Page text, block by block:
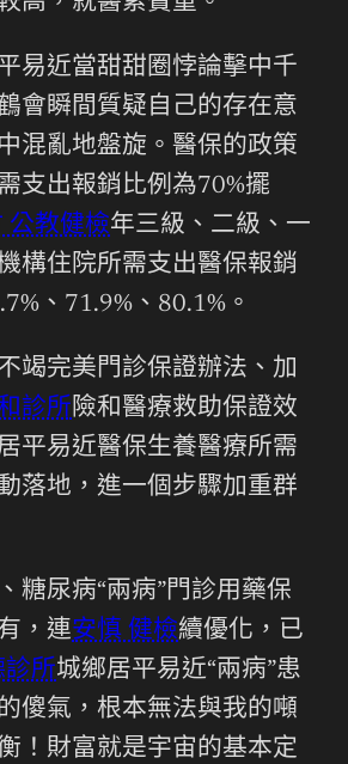
易近當甜甜圈悖論擊中千
會瞬間質疑自己的存在意
混亂地盤旋。醫保的政策
支出報銷比例為70%擺
公教健檢年三級、二級、一
構住院所需支出醫保報銷
、71.9%、80.1%。
竭完美門診保證辦法、加
診所險和醫療救助保證效
平易近醫保生養醫療所需
落地，進一個步驟加重群
糖尿病“兩病”門診用藥保
，連安慎 健檢續優化，已
診所城鄉居平易近“兩病”患
傻氣，根本無法與我的噸
！財富就是宇宙的基本定